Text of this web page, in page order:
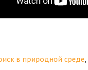
в природной среде